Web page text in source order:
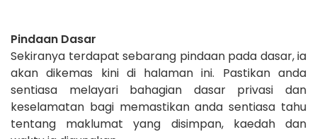
Pindaan Dasar
Sekiranya terdapat sebarang pindaan pada dasar, ia
akan dikemas kini di halaman ini. Pastikan anda
sentiasa melayari bahagian dasar privasi dan
keselamatan bagi memastikan anda sentiasa tahu
tentang maklumat yang disimpan, kaedah dan